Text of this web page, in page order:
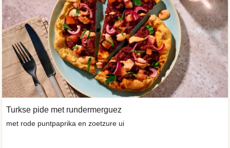
Turkse pide met rundermerguez
met rode puntpaprika en zoetzure ui